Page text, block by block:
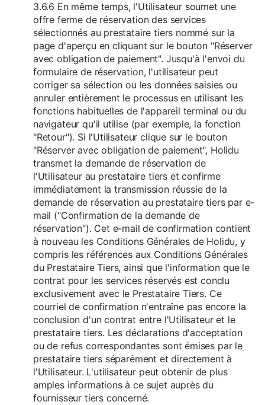
3.6.6 En même temps, l'Utilisateur soumet une
offre ferme de réservation des services
sélectionnés au prestataire tiers nommé sur la
page d'aperçu en cliquant sur le bouton "Réserver
avec obligation de paiement". Jusqu'à l'envoi du
formulaire de réservation, l'utilisateur peut
corriger sa sélection ou les données saisies ou
annuler entièrement le processus en utilisant les
fonctions habituelles de l'appareil terminal ou du
navigateur qu'il utilise (par exemple, la fonction
"Retour"). Si l'Utilisateur clique sur le bouton
"Réserver avec obligation de paiement", Holidu
transmet la demande de réservation de
l'Utilisateur au prestataire tiers et confirme
immédiatement la transmission réussie de la
demande de réservation au prestataire tiers par e-
mail ("Confirmation de la demande de
réservation"). Cet e-mail de confirmation contient
à nouveau les Conditions Générales de Holidu, y
compris les références aux Conditions Générales
du Prestataire Tiers, ainsi que l'information que le
contrat pour les services réservés est conclu
exclusivement avec le Prestataire Tiers. Ce
courriel de confirmation n'entraîne pas encore la
conclusion d'un contrat entre l'Utilisateur et le
prestataire tiers. Les déclarations d'acceptation
ou de refus correspondantes sont émises par le
prestataire tiers séparément et directement à
l'Utilisateur. L'utilisateur peut obtenir de plus
amples informations à ce sujet auprès du
fournisseur tiers concerné.